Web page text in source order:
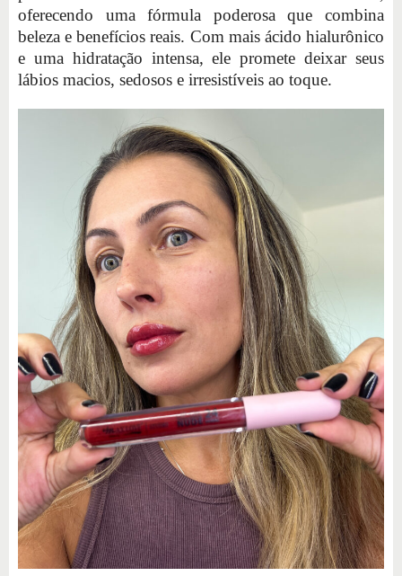
oferecendo uma fórmula poderosa que combina
beleza e benefícios reais. Com mais ácido hialurônico
e uma hidratação intensa, ele promete deixar seus
lábios macios, sedosos e irresistíveis ao toque.